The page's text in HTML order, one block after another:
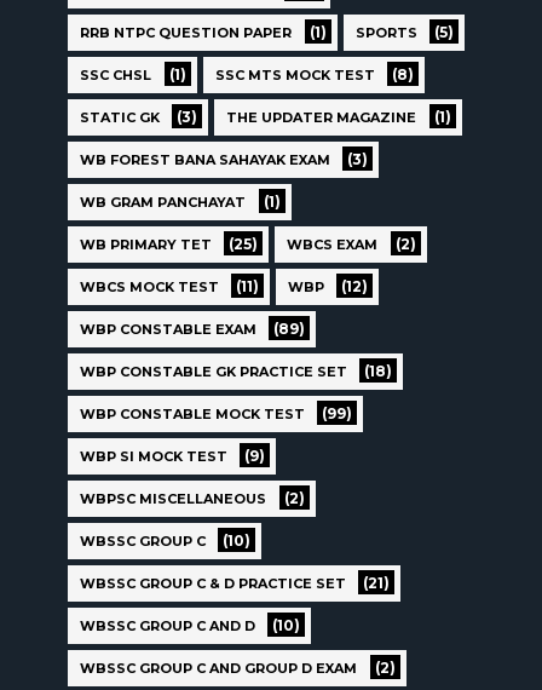
RRB NTPC QUESTION PAPER (1) SPORTS (5)
SSC CHSL (1) SSC MTS MOCK TEST (8)
STATIC GK (3) THE UPDATER MAGAZINE (1)
WB FOREST BANA SAHAYAK EXAM (3)
WB GRAM PANCHAYAT (1)
WB PRIMARY TET (25) WBCS EXAM (2)
WBCS MOCK TEST (11) WBP (12)
WBP CONSTABLE EXAM (89)
WBP CONSTABLE GK PRACTICE SET (18)
WBP CONSTABLE MOCK TEST (99)
WBP SI MOCK TEST (9)
WBPSC MISCELLANEOUS (2)
WBSSC GROUP C (10)
WBSSC GROUP C & D PRACTICE SET (21)
WBSSC GROUP C AND D (10)
WBSSC GROUP C AND GROUP D EXAM (2)